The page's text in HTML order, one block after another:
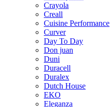
Crayola
Creall
Cuisine Performance
Curver
Day To Day
Don juan
Duni
Duracell
Duralex
Dutch House
EKO
Eleganza